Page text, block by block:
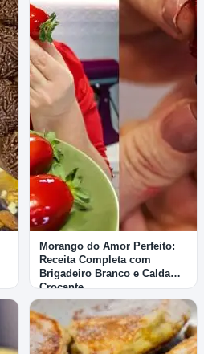
Morango do Amor Perfeito:
Receita Completa com
Brigadeiro Branco e Calda
Crocante